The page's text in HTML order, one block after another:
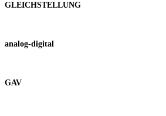
GLEICHSTELLUNG
analog-digital
GAV